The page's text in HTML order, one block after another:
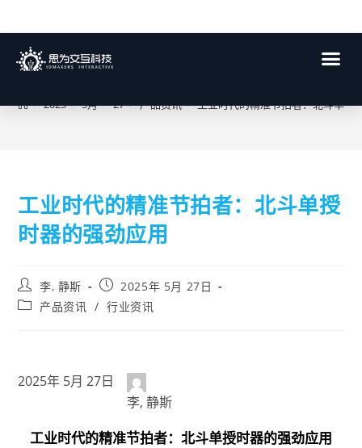
博客
> 2025 > 5月 > 27 > 产品资讯 > 工业时代的精准节拍者：北斗单授
工业时代的精准节拍者：北斗单授
时器的强劲应用
李, 静斯
2025年 5月 27日
产品资讯 / 行业资讯
2025年 5月 27日
李, 静斯
工业时代的精准节拍者：北斗单授时器的强劲应用